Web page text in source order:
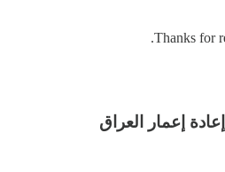
Thanks for
إعمار العراق